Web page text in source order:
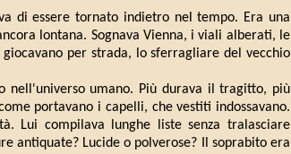
di essere tornato indietro nel tempo. Era una
lontana. Sognava Vienna, i viali alberati, le
per strada, lo sferragliare del vecchio
umano. Più durava il tragitto, più
portavano i capelli, che vestiti indossavano.
Lui compilava lunghe liste senza tralasciare
antiquate? Lucide o polverose? Il soprabito era